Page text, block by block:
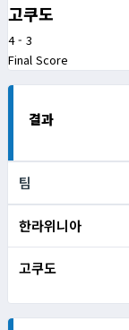
고쿠도
4- 3
Final Score
결과
팀
한라위니아
고쿠도